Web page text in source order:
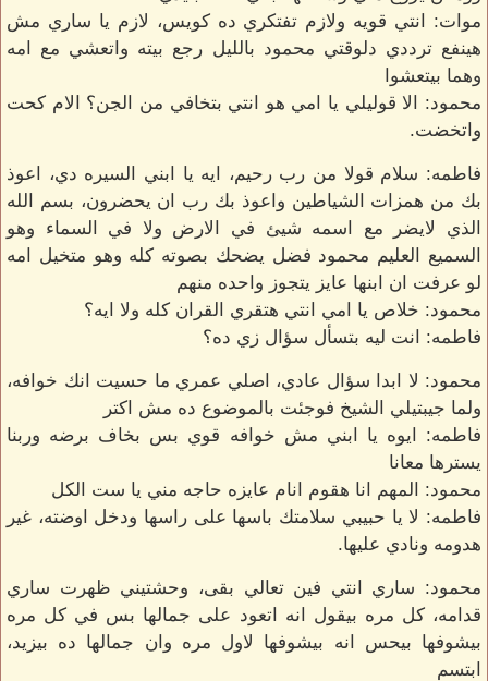
موات: انتي قويه ولازم تفتكري ده كويس، لازم يا ساري مش
هينفع ترددي دلوقتي محمود بالليل رجع بيته واتعشي مع امه
وهما بيتعشوا
محمود: الا قوليلي يا امي هو انتي بتخافي من الجن؟ الام كحت
واتخضت.
فاطمه: سلام قولا من رب رحيم، ايه يا ابني السيره دي، اعوذ
بك من همزات الشياطين واعوذ بك رب ان يحضرون، بسم الله
الذي لايضر مع اسمه شيئ في الارض ولا في السماء وهو
السميع العليم محمود فضل يضحك بصوته كله وهو متخيل امه
لو عرفت ان ابنها عايز يتجوز واحده منهم
محمود: خلاص يا امي انتي هتقري القران كله ولا ايه؟
فاطمه: انت ليه بتسأل سؤال زي ده؟
محمود: لا ابدا سؤال عادي، اصلي عمري ما حسيت انك خوافه،
ولما جيبتيلي الشيخ فوجئت بالموضوع ده مش اكتر
فاطمه: ايوه يا ابني مش خوافه قوي بس بخاف برضه وربنا
يسترها معانا
محمود: المهم انا هقوم انام عايزه حاجه مني يا ست الكل
فاطمه: لا يا حبيبي سلامتك باسها على راسها ودخل اوضته، غير
هدومه ونادي عليها.
محمود: ساري انتي فين تعالي بقى، وحشتيني ظهرت ساري
قدامه، كل مره بيقول انه اتعود على جمالها بس في كل مره
بيشوفها بيحس انه بيشوفها لاول مره وان جمالها ده بيزيد،
ابتسم